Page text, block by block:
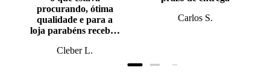
procurando, ótima
qualidade e para a
loja parabéns recebi o
prazo, super bem
Cleber L.
Carlos S.